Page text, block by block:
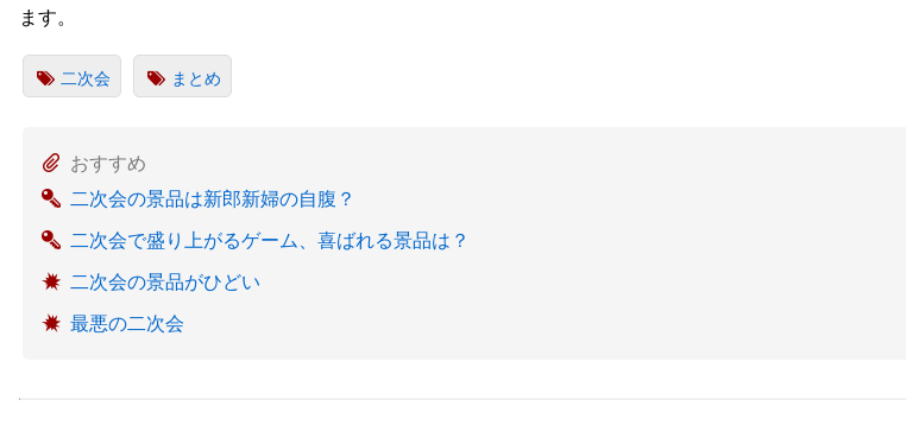
ます。
二次会 まとめ
おすすめ
二次会の景品は新郎新婦の自腹？
二次会で盛り上がるゲーム、喜ばれる景品は？
二次会の景品がひどい
最悪の二次会